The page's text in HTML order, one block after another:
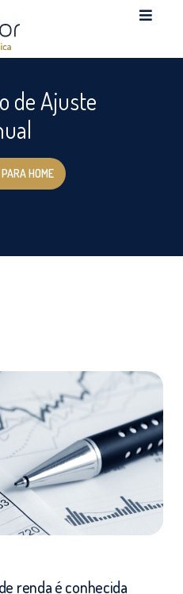
de Ajuste
HOME
renda é conhecida